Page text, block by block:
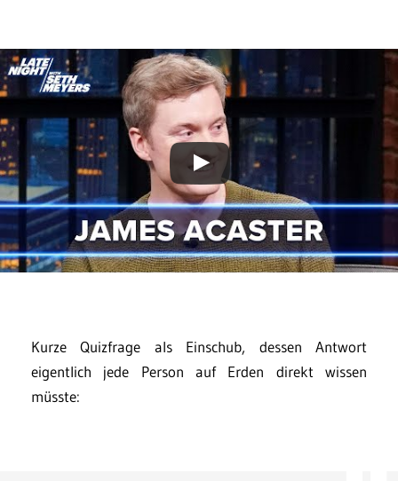
Kurze Quizfrage als Einschub, dessen Antwort
eigentlich jede Person auf Erden direkt wissen
müsste: